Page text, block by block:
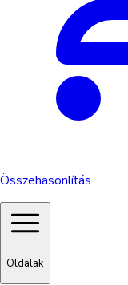
Összehasonlítás
Oldalak